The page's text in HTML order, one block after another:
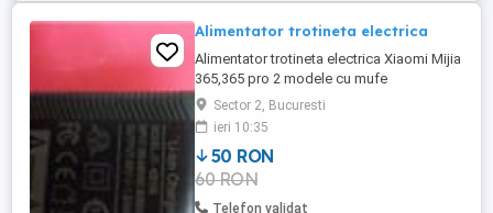
Alimentator trotineta electrica
Alimentator trotineta electrica Xiaomi Mijia
365,365 pro 2 modele cu mufe
diferite,vezi pozele. Alimentatoarele sunt
noi,originale de buna calitate. Trimitem in
tara prin curier. Pentru Bucuresti va
asteptam la magazinul nostru situat la
Dragonul Rosu 7 standul 89. Zilnic 7-12.
Oferim factura. Relatii ...
Sector 2, Bucuresti
ieri 10:35
50 RON
60 RON
Telefon validat